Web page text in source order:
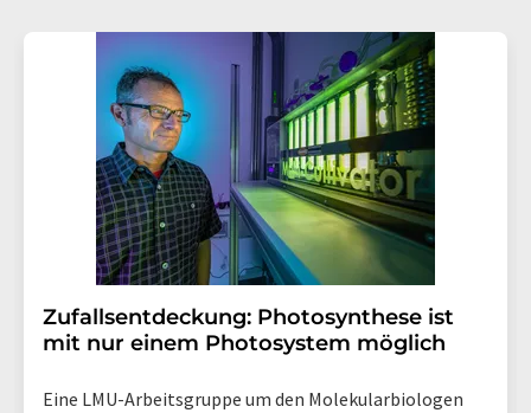
Zufallsentdeckung: Photosynthese ist
mit nur einem Photosystem möglich
Eine LMU-Arbeitsgruppe um den Molekularbiologen